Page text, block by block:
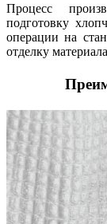
Процесс
подготовку
операции на
отделку